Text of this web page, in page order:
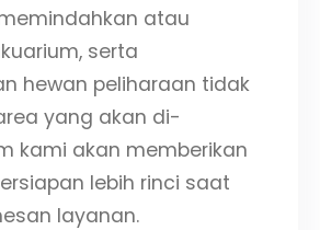
atau
serta
hewan peliharaan tidak
yang akan di-
kami akan memberikan
lebih rinci saat
layanan.